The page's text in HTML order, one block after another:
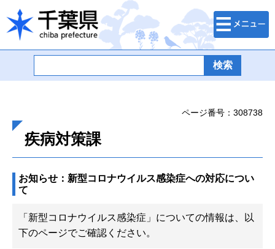
千葉県
検索・メニュ
ー
ページ番号：308738
疾病対策課
お知らせ：新型コロナウイルス感染症への対応につい
て
「新型コロナウイルス感染症」についての情報は、以
下のページでご確認ください。